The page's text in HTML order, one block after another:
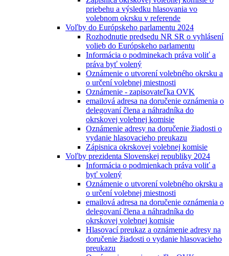
priebehu a výsledku hlasovania vo
volebnom okrsku v referende
Voľby do Európskeho parlamentu 2024
Rozhodnutie predsedu NR SR o vyhlásení
volieb do Európskeho parlamentu
Informácia o podminekach práva voliť a
práva byť volený
Oznámenie o utvorení volebného okrsku a
o určení volebnej miestnosti
Oznámenie - zapisovateľka OVK
emailová adresa na doručenie oznámenia o
delegovaní člena a náhradníka do
okrskovej volebnej komisie
Oznámenie adresy na doručenie žiadosti o
vydanie hlasovacieho preukazu
Zápisnica okrskovej volebnej komisie
Voľby prezidenta Slovenskej republiky 2024
Informácia o podmienkach práva voliť a
byť volený
Oznámenie o utvorení volebného okrsku a
o určení volebnej miestnosti
emailová adresa na doručenie oznámenia o
delegovaní člena a náhradníka do
okrskovej volebnej komisie
Hlasovací preukaz a oznámenie adresy na
doručenie žiadosti o vydanie hlasovacieho
preukazu